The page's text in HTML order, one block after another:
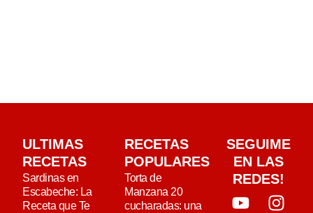
ULTIMAS
RECETAS
Sardinas en
Escabeche: La
Receta que Te
RECETAS
POPULARES
Torta de
Manzana 20
cucharadas: una
SEGUIME
EN LAS
REDES!